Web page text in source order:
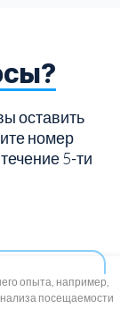
оставить
номер
5-ти
опыта, например,
посещаемости